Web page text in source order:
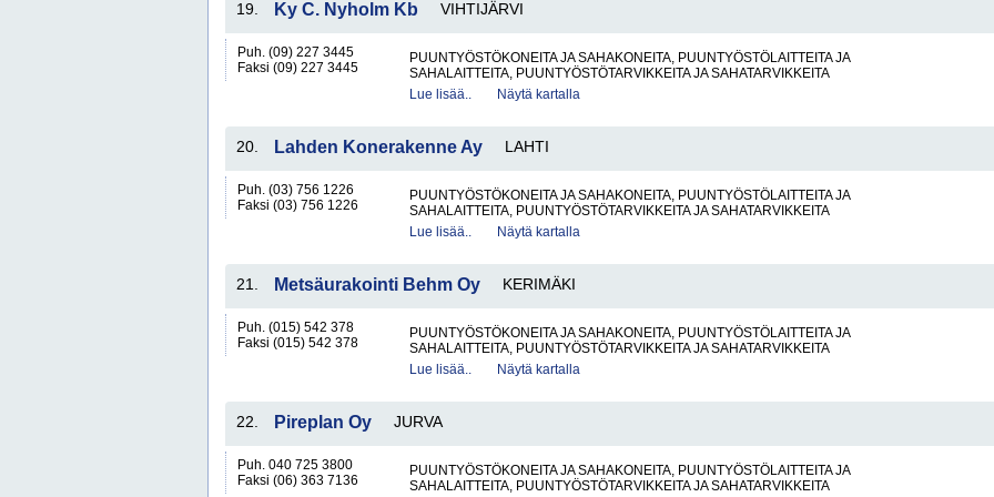
19. Ky C. Nyholm Kb VIHTIJÄRVI
Puh. (09) 227 3445
Faksi (09) 227 3445
PUUNTYÖSTÖKONEITA JA SAHAKONEITA, PUUNTYÖSTÖLAITTEITA JA
SAHALAITTEITA, PUUNTYÖSTÖTARVIKKEITA JA SAHATARVIKKEITA
Lue lisää..
Näytä kartalla
20. Lahden Konerakenne Ay LAHTI
Puh. (03) 756 1226
Faksi (03) 756 1226
PUUNTYÖSTÖKONEITA JA SAHAKONEITA, PUUNTYÖSTÖLAITTEITA JA
SAHALAITTEITA, PUUNTYÖSTÖTARVIKKEITA JA SAHATARVIKKEITA
Lue lisää..
Näytä kartalla
21. Metsäurakointi Behm Oy KERIMÄKI
Puh. (015) 542 378
Faksi (015) 542 378
PUUNTYÖSTÖKONEITA JA SAHAKONEITA, PUUNTYÖSTÖLAITTEITA JA
SAHALAITTEITA, PUUNTYÖSTÖTARVIKKEITA JA SAHATARVIKKEITA
Lue lisää..
Näytä kartalla
22. Pireplan Oy JURVA
Puh. 040 725 3800
Faksi (06) 363 7136
PUUNTYÖSTÖKONEITA JA SAHAKONEITA, PUUNTYÖSTÖLAITTEITA JA
SAHALAITTEITA, PUUNTYÖSTÖTARVIKKEITA JA SAHATARVIKKEITA